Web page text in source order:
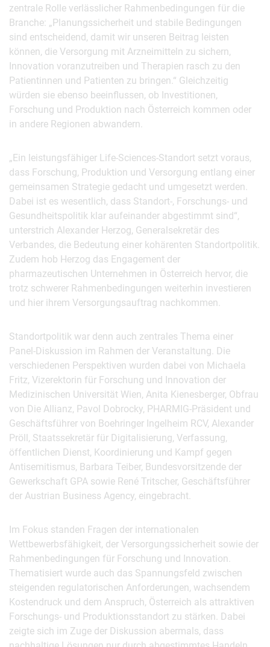
zentrale Rolle verlässlicher Rahmenbedingungen für die
Branche: „Planungssicherheit und stabile Bedingungen
sind entscheidend, damit wir unseren Beitrag leisten
können, die Versorgung mit Arzneimitteln zu sichern,
Innovation voranzutreiben und Therapien rasch zu den
Patientinnen und Patienten zu bringen.“ Gleichzeitig
würden sie ebenso beeinflussen, ob Investitionen,
Forschung und Produktion nach Österreich kommen oder
in andere Regionen abwandern.
„Ein leistungsfähiger Life-Sciences-Standort setzt voraus,
dass Forschung, Produktion und Versorgung entlang einer
gemeinsamen Strategie gedacht und umgesetzt werden.
Dabei ist es wesentlich, dass Standort-, Forschungs- und
Gesundheitspolitik klar aufeinander abgestimmt sind“,
unterstrich Alexander Herzog, Generalsekretär des
Verbandes, die Bedeutung einer kohärenten Standortpolitik.
Zudem hob Herzog das Engagement der
pharmazeutischen Unternehmen in Österreich hervor, die
trotz schwerer Rahmenbedingungen weiterhin investieren
und hier ihrem Versorgungsauftrag nachkommen.
Standortpolitik war denn auch zentrales Thema einer
Panel-Diskussion im Rahmen der Veranstaltung. Die
verschiedenen Perspektiven wurden dabei von Michaela
Fritz, Vizerektorin für Forschung und Innovation der
Medizinischen Universität Wien, Anita Kienesberger, Obfrau
von Die Allianz, Pavol Dobrocky, PHARMIG-Präsident und
Geschäftsführer von Boehringer Ingelheim RCV, Alexander
Pröll, Staatssekretär für Digitalisierung, Verfassung,
öffentlichen Dienst, Koordinierung und Kampf gegen
Antisemitismus, Barbara Teiber, Bundesvorsitzende der
Gewerkschaft GPA sowie René Tritscher, Geschäftsführer
der Austrian Business Agency, eingebracht.
Im Fokus standen Fragen der internationalen
Wettbewerbsfähigkeit, der Versorgungssicherheit sowie der
Rahmenbedingungen für Forschung und Innovation.
Thematisiert wurde auch das Spannungsfeld zwischen
steigenden regulatorischen Anforderungen, wachsendem
Kostendruck und dem Anspruch, Österreich als attraktiven
Forschungs- und Produktionsstandort zu stärken. Dabei
zeigte sich im Zuge der Diskussion abermals, dass